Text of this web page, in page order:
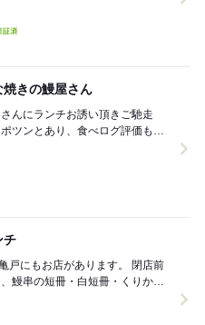
きの鰻屋さん
チ
もお店があります。 閉店前